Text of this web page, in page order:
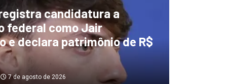
desvios de
emendas Pix
7 de agosto de 2026
candidatura a
federal como Jair
e declara patrimônio de R$
7 de agosto de 2026